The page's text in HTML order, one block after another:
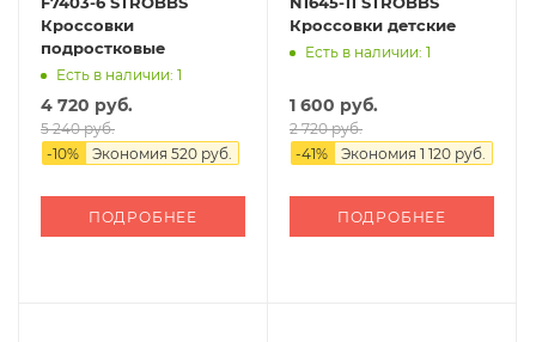
Кроссовки
подростковые
Есть в наличии: 1
4 720 руб.
5 240 руб.
-10% Экономия 520 руб.
ПОДРОБНЕЕ
Кроссовки детские
Есть в наличии: 1
1 600 руб.
2 720 руб.
-41% Экономия 1 120 руб.
ПОДРОБНЕЕ